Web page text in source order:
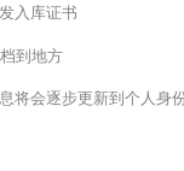
入库证书
到地方
将会逐步更新到个人